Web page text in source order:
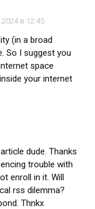
в 12:45
(in a broad
So I suggest you
space
your internet
dude. Thanks
trouble with
enroll in it. Will
rss dilemma?
Thnkx